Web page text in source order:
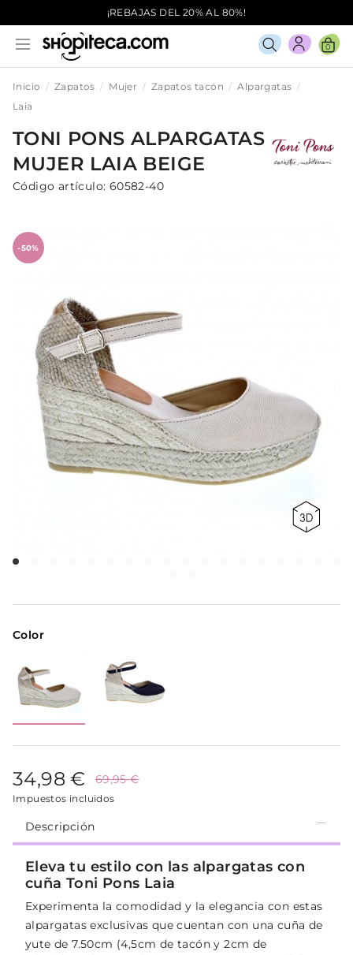
¡REBAJAS DEL 20% AL 80%!
0
Inicio Zapatos Mujer Zapatos tacón
Alpargatas
Laia
TONI PONS ALPARGATAS
MUJER LAIA BEIGE
Código artículo: 60582-40
-50%
Color
34,98 € 69,95 €
Impuestos incluidos
Descripción
Eleva tu estilo con las alpargatas con
cuña Toni Pons Laia
Experimenta la comodidad y la elegancia con estas
alpargatas exclusivas que cuentan con una cuña de
yute de 7.50cm (4,5cm de tacón y 2cm de